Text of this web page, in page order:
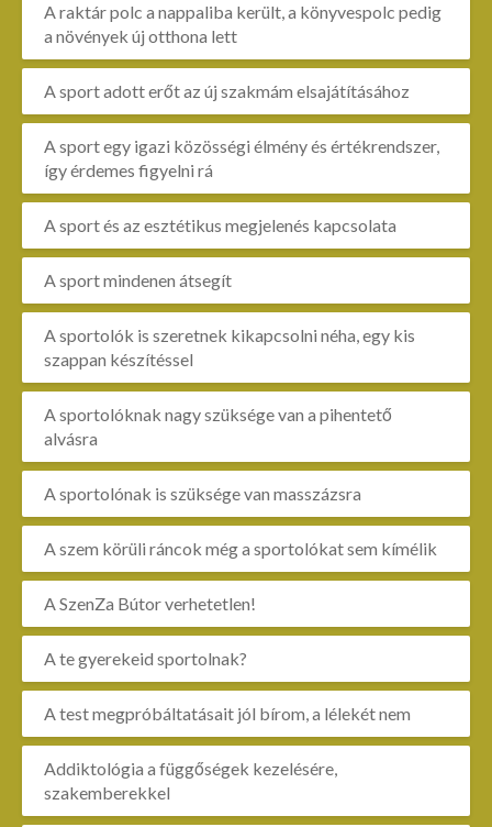
A raktár polc a nappaliba került, a könyvespolc pedig
a növények új otthona lett
A sport adott erőt az új szakmám elsajátításához
A sport egy igazi közösségi élmény és értékrendszer,
így érdemes figyelni rá
A sport és az esztétikus megjelenés kapcsolata
A sport mindenen átsegít
A sportolók is szeretnek kikapcsolni néha, egy kis
szappan készítéssel
A sportolóknak nagy szüksége van a pihentető
alvásra
A sportolónak is szüksége van masszázsra
A szem körüli ráncok még a sportolókat sem kímélik
A SzenZa Bútor verhetetlen!
A te gyerekeid sportolnak?
A test megpróbáltatásait jól bírom, a lélekét nem
Addiktológia a függőségek kezelésére,
szakemberekkel